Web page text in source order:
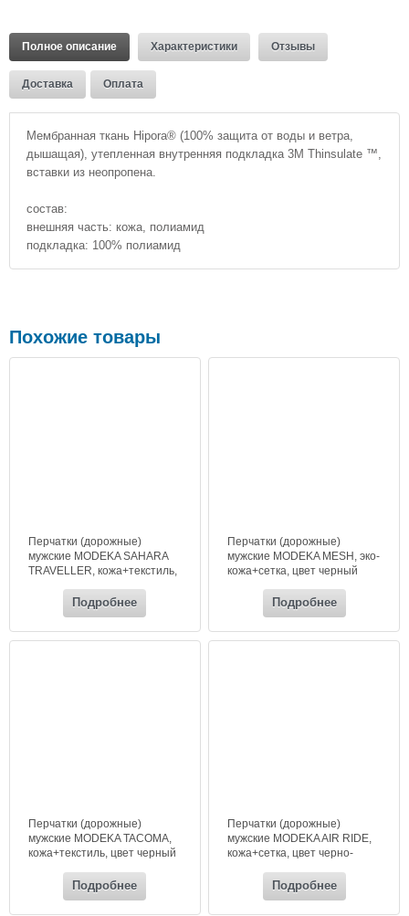
Полное описание Характеристики Отзывы
Доставка Оплата
Мембранная ткань Hipora® (100% защита от воды и ветра,
дышащая), утепленная внутренняя подкладка 3M Thinsulate ™,
вставки из неопропена.
состав:
внешняя часть: кожа, полиамид
подкладка: 100% полиамид
Похожие товары
Перчатки (дорожные)
мужские MODEKA SAHARA
TRAVELLER, кожа+текстиль,
Подробнее
Перчатки (дорожные)
мужские MODEKA MESH, эко-
кожа+сетка, цвет черный
Подробнее
Перчатки (дорожные)
мужские MODEKA TACOMA,
кожа+текстиль, цвет черный
Подробнее
Перчатки (дорожные)
мужские MODEKA AIR RIDE,
кожа+сетка, цвет черно-
Подробнее